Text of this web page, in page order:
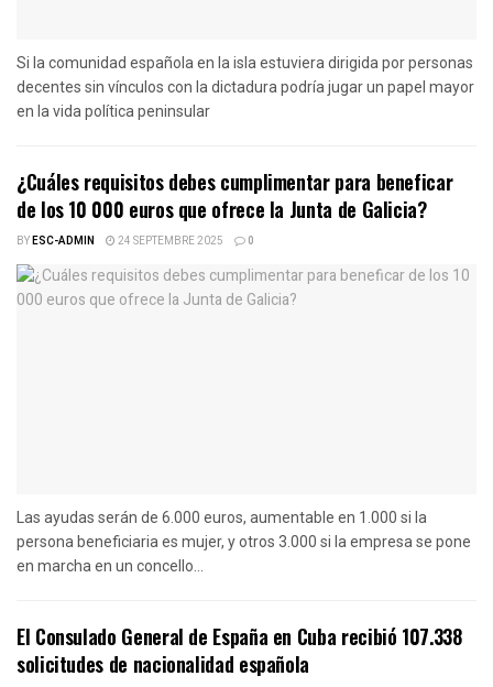
Si la comunidad española en la isla estuviera dirigida por personas
decentes sin vínculos con la dictadura podría jugar un papel mayor
en la vida política peninsular
¿Cuáles requisitos debes cumplimentar para beneficar
de los 10 000 euros que ofrece la Junta de Galicia?
BYESC-ADMIN 24 SEPTEMBRE 2025 0
Las ayudas serán de 6.000 euros, aumentable en 1.000 si la
persona beneficiaria es mujer, y otros 3.000 si la empresa se pone
en marcha en un concello...
El Consulado General de España en Cuba recibió 107.338
solicitudes de nacionalidad española